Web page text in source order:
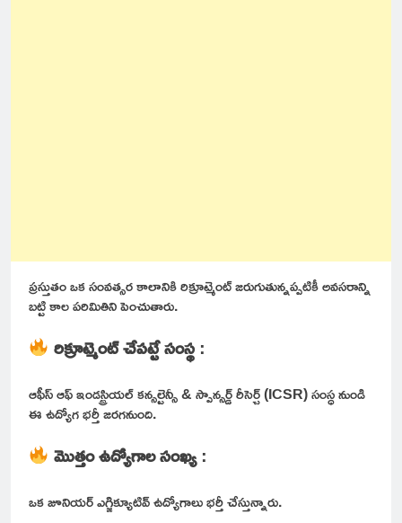
ప్రస్తుతం ఒక సంవత్సర కాలానికి రిక్రూట్మెంట్ జరుగుతున్నప్పటికీ అవసరాన్ని
బట్టి కాల పరిమితిని పెంచుతారు.
రిక్రూట్మెంట్ చేపట్టే సంస్థ:
ఆఫీస్ ఆఫ్ ఇండస్ట్రియల్ కన్సల్టెన్సీ & స్పాన్సర్డ్ రీసెర్చ్ (ICSR) సంస్ధ నుండి
ఈ ఉద్యోగ భర్తీ జరగనుంది.
మొత్తం ఉద్యోగాల సంఖ్య:
ఒక జూనియర్ ఎగ్జిక్యూటివ్ ఉద్యోగాలు భర్తీ చేస్తున్నారు.